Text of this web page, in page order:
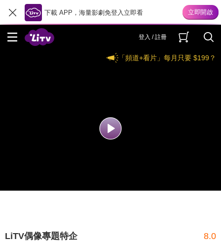
下載 APP，海量影劇免登入立即看
登入 / 註冊
「頻道+看片」每月只要 $199？
LiTV偶像專題特企 8.0